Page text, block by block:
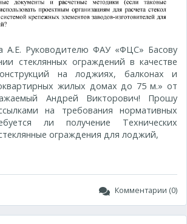
А.Е. Руководителю ФАУ «ФЦС» Басову
стеклянных ограждений в качестве
на лоджиях, балконах и
жилых домах до 75 м.» от
Андрей Викторович! Прошу
на требования нормативных
ли получение Технических
ограждения для лоджий,
Комментарии (0)